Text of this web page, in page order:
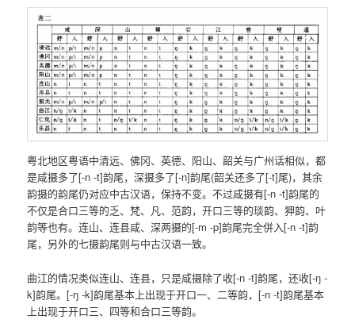
粤北地区粤语中清远、佛冈、英德、阳山、韶关与广州话相似，都
是咸摄多了[-n -t]韵尾，深摄多了[-n]韵尾(韶关还多了[-t]尾)，其余
韵摄的韵尾仍对应中古汉语，保持不变。不过咸摄有[-n -t]韵尾的
不仅是合口三等的乏、梵、凡、范韵，开口三等的琰韵、狎韵、叶
韵等也有。连山、连县咸、深两摄的[-m -p]韵尾完全併入[-n -t]韵
尾，另外的七摄韵尾则与中古汉语一致。
曲江的情况类似连山、连县，只是咸摄除了收[-n -t]韵尾，还收[-ŋ -
k]韵尾。[-ŋ -k]韵尾基本上出现于开口一、二等韵，[-n -t]韵尾基本
上出现于开口三、四等和合口三等韵。